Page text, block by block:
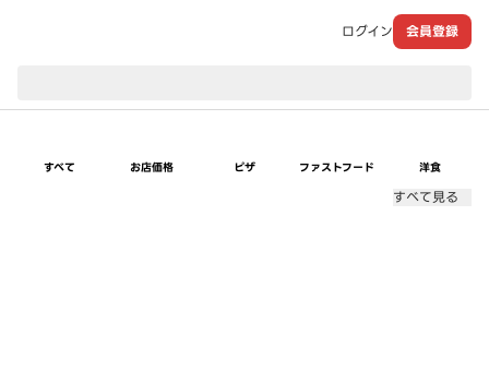
ログイン 会員登録
すべて お店価格 ピザ ファストフード 洋食
すべて見る